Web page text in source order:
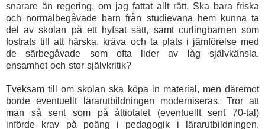
snarare än regering, om jag fattat allt rätt. Ska bara friska
och normalbegåvade barn från studievana hem kunna ta
del av skolan på ett hyfsat sätt, samt curlingbarnen som
fostrats till att härska, kräva och ta plats i jämförelse med
de särbegåvade som ofta lider av låg självkänsla,
ensamhet och stor självkritik?
Tveksam till om skolan ska köpa in material, men däremot
borde eventuellt lärarutbildningen moderniseras. Tror att
man så sent som på åttiotalet (eventuellt sent 70-tal)
införde krav på poäng i pedagogik i
lärarutbildningen,